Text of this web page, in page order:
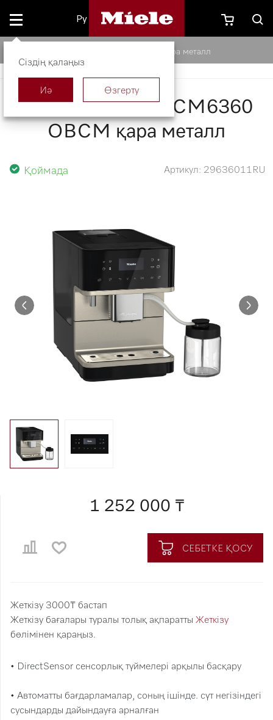
Ру
Кофе машинасы CM6360 OBCM қара металл
Кофе машинасы CM6360
OBCM қара металл
Қоймада Артикул: 29636011RU
1 252 000 ₸
СЕБЕТКЕ ҚОСУ
Жеткізу 3000₸ бастап
Жеткізу бағалары туралы толық ақпаратты Жеткізу
бөлімінен қараңыз.
• DirectSensor сенсорлық түймелері арқылы басқару
• Автоматты бағдарламалар, соның ішінде. сүт негізіндегі
сусындарды дайындауға арналған
Сіздің қалаңыз
Иә Өзгерту